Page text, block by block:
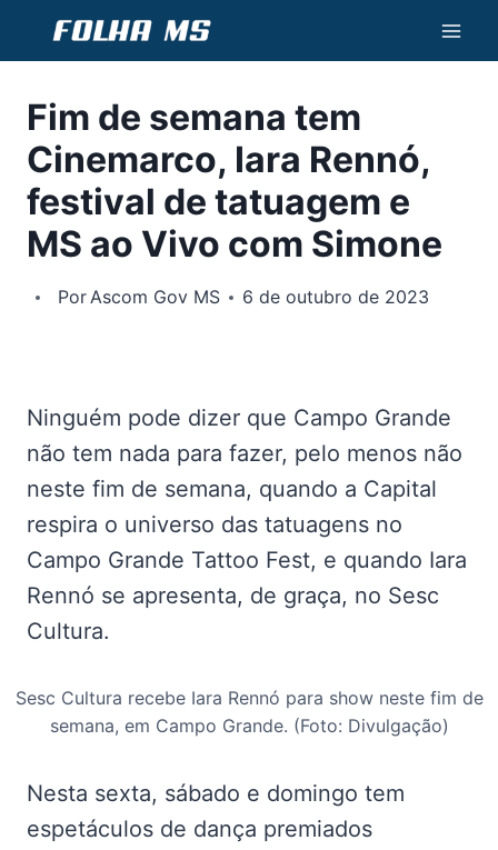
Conteúdo
Fim de semana tem
Cinemarco, Iara Rennó,
festival de tatuagem e
MS ao Vivo com Simone
PorAscom Gov MS 6 de outubro de 2023
Ninguém pode dizer que Campo Grande
não tem nada para fazer, pelo menos não
neste fim de semana, quando a Capital
respira o universo das tatuagens no
Campo Grande Tattoo Fest, e quando Iara
Rennó se apresenta, de graça, no Sesc
Cultura.
Sesc Cultura recebe Iara Rennó para show neste fim de
semana, em Campo Grande. (Foto: Divulgação)
Nesta sexta, sábado e domingo tem
espetáculos de dança premiados